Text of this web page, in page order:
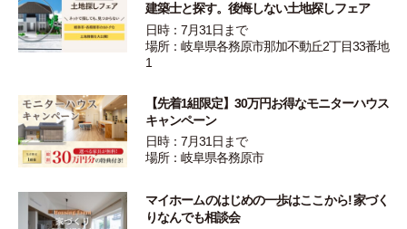
建築士と探す。後悔しない土地探しフェア
日時：7月31日まで
場所：岐阜県各務原市那加不動丘2丁目33番地
1
【先着1組限定】30万円お得なモニターハウス
キャンペーン
日時：7月31日まで
場所：岐阜県各務原市
マイホームのはじめの一歩はここから! 家づく
りなんでも相談会